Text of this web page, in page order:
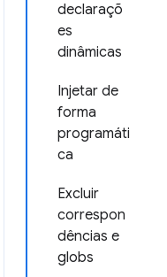
declaraçõ
es
dinâmicas
Injetar de
forma
programáti
ca
Excluir
correspon
dências e
globs